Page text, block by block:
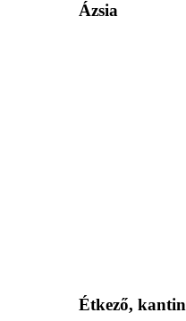
Ázsia
Étkező, kantin